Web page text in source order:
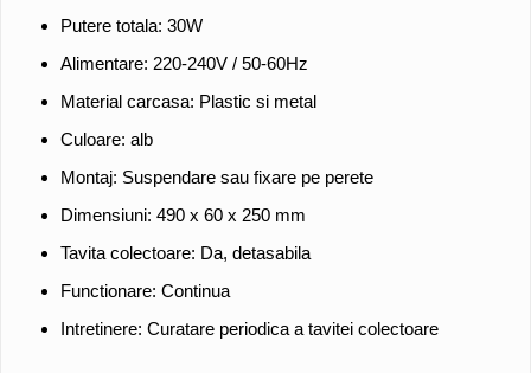
Putere totala: 30W
Alimentare: 220-240V / 50-60Hz
Material carcasa: Plastic si metal
Culoare: alb
Montaj: Suspendare sau fixare pe perete
Dimensiuni: 490 x 60 x 250 mm
Tavita colectoare: Da, detasabila
Functionare: Continua
Intretinere: Curatare periodica a tavitei colectoare